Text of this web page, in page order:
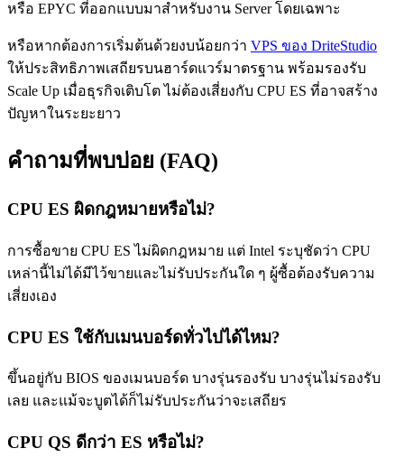
หรือ EPYC ที่ออกแบบมาสำหรับงาน Server โดยเฉพาะ
หรือหากต้องการเริ่มต้นด้วยงบน้อยกว่า VPS ของ DriteStudio
ให้ประสิทธิภาพเสถียรบนฮาร์ดแวร์มาตรฐาน พร้อมรองรับ
Scale Up เมื่อธุรกิจเติบโต ไม่ต้องเสี่ยงกับ CPU ES ที่อาจสร้าง
ปัญหาในระยะยาว
คำถามที่พบบ่อย (FAQ)
CPU ES ผิดกฎหมายหรือไม่?
การซื้อขาย CPU ES ไม่ผิดกฎหมาย แต่ Intel ระบุชัดว่า CPU
เหล่านี้ไม่ได้มีไว้ขายและไม่รับประกันใด ๆ ผู้ซื้อต้องรับความ
เสี่ยงเอง
CPU ES ใช้กับเมนบอร์ดทั่วไปได้ไหม?
ขึ้นอยู่กับ BIOS ของเมนบอร์ด บางรุ่นรองรับ บางรุ่นไม่รองรับ
เลย และแม้จะบูตได้ก็ไม่รับประกันว่าจะเสถียร
CPU QS ดีกว่า ES หรือไม่?